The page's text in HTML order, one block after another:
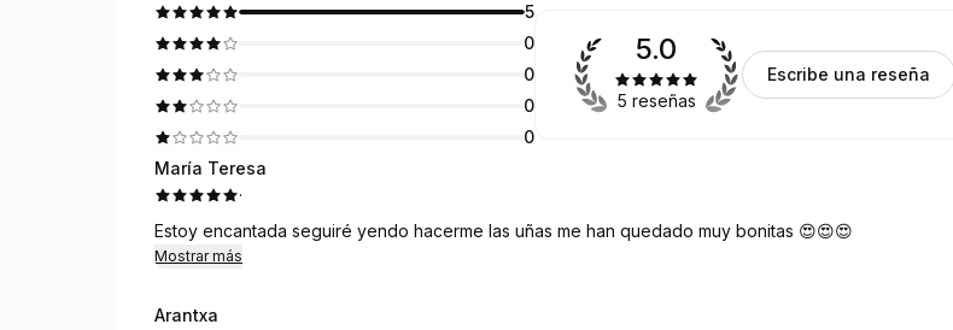
5
0
0
0
0
5.0
5 reseñas
Escribe una reseña
María Teresa
·
Estoy encantada seguiré yendo hacerme las uñas me han quedado muy bonitas 😍😍😍
Mostrar más
Arantxa